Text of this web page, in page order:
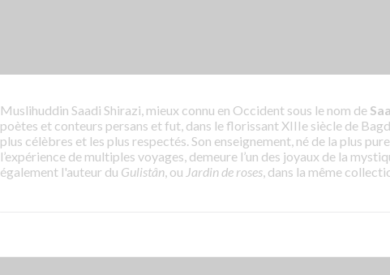
Muslihuddin Saadi Shirazi, mieux connu en Occident sous le nom de
poètes et conteurs persans et fut, dans le florissant XIIIe siècle de
plus célèbres et les plus respectés. Son enseignement, né de la plus
l’expérience de multiples voyages, demeure l’un des joyaux de la
également l'auteur du Gulistân, ou Jardin de roses, dans la même